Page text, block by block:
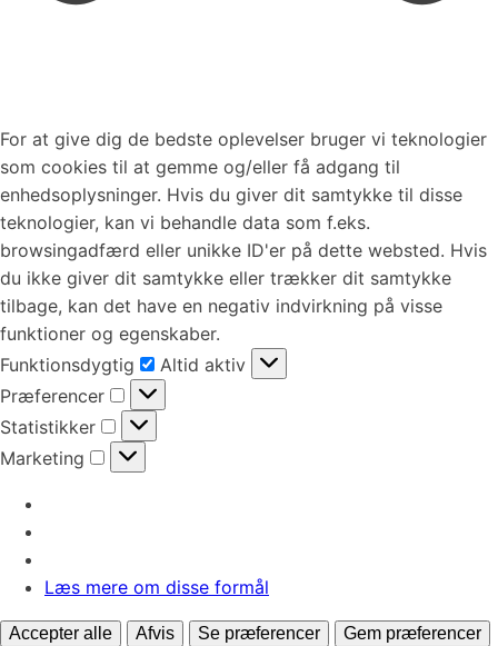
For at give dig de bedste oplevelser bruger vi teknologier
som cookies til at gemme og/eller få adgang til
enhedsoplysninger. Hvis du giver dit samtykke til disse
teknologier, kan vi behandle data som f.eks.
browsingadfærd eller unikke ID'er på dette websted. Hvis
du ikke giver dit samtykke eller trækker dit samtykke
tilbage, kan det have en negativ indvirkning på visse
funktioner og egenskaber.
Funktionsdygtig
Funktionsdygtig
Altid aktiv
Præferencer
Præferencer
Statistikker
Statistikker
Marketing
Marketing
Læs mere om disse formål
Accepter alle Afvis Se præferencer Gem præferencer